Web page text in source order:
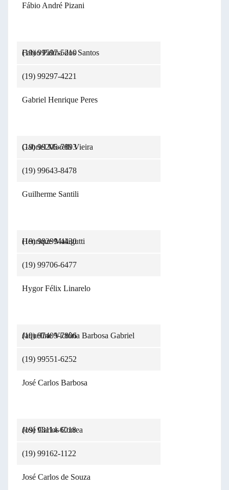
Fábio André Pizani
(19) 99597-5210
Fabio Palma dos Santos
(19) 99297-4221
Gabriel Henrique Peres
(19) 99205-7893
Gabriel Morelli Vieira
(19) 99643-8478
Guilherme Santili
(19) 98299-4430
Henrique Malagutti
(19) 99706-6477
Hygor Félix Linarelo
(19) 97409-7806
Jaqueline Victória Barbosa Gabriel
(19) 99551-6252
José Carlos Barbosa
(19) 98114-6018
José Carlos Correa
(19) 99162-1122
José Carlos de Souza